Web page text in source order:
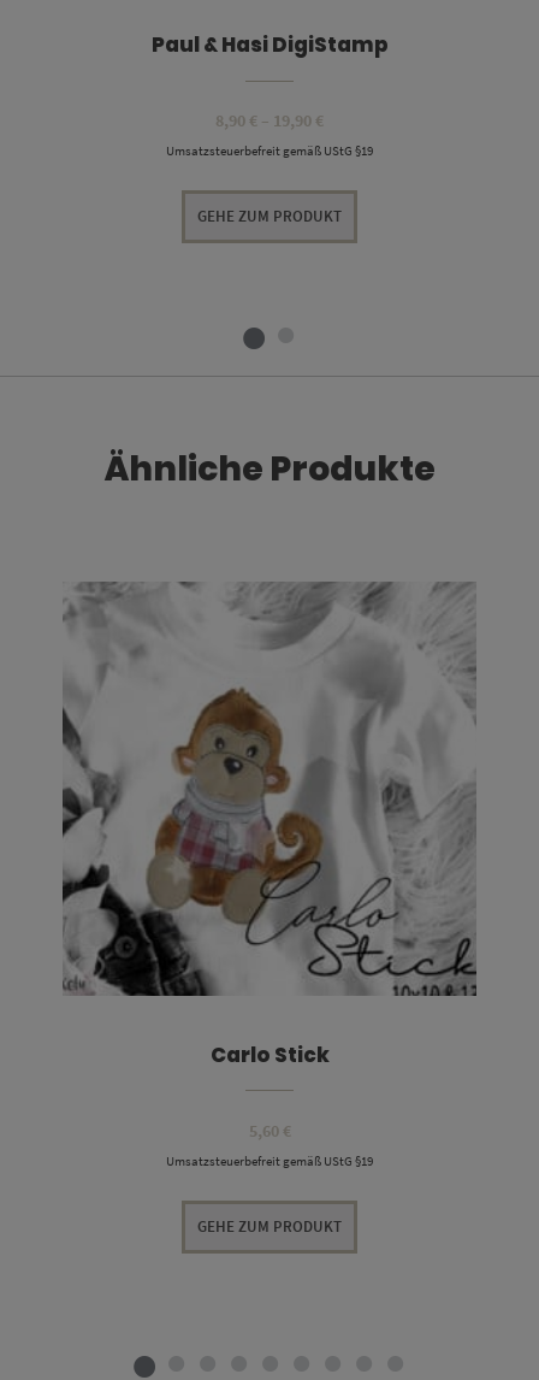
Paul & Hasi DigiStamp
8,90 € – 19,90 €
bis
Umsatzsteuerbefreit gemäß UStG §19
GEHE ZUM PRODUKT
Ähnliche Produkte
Carlo Stick
5,60 €
Umsatzsteuerbefreit gemäß UStG §19
GEHE ZUM PRODUKT